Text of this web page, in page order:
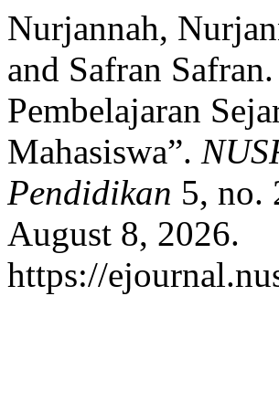
Nurjannah,
and Safran
Pembelajaran
Mahasiswa”.
Pendidikan 5, no.
August 8, 2026.
https://